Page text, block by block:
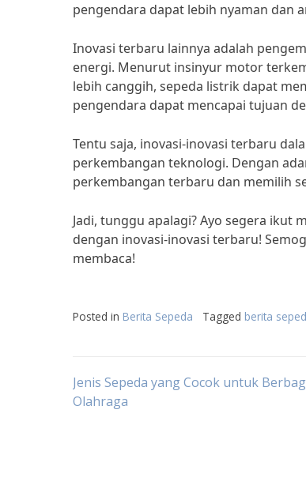
pengendara dapat lebih nyaman dan
Inovasi terbaru lainnya adalah
energi. Menurut insinyur motor
lebih canggih, sepeda listrik dapat
pengendara dapat mencapai tujuan
Tentu saja, inovasi-inovasi terbaru
perkembangan teknologi. Dengan
perkembangan terbaru dan memilih
Jadi, tunggu apalagi? Ayo segera ikut
dengan inovasi-inovasi terbaru!
membaca!
Posted in Berita Sepeda Tagged berita
Post
Jenis Sepeda yang Cocok untuk
Olahraga